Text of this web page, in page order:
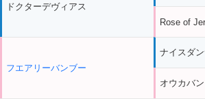
ドクターデヴィアス
フエアリーバンブー
Rose of
ナイスダ
オウカバ